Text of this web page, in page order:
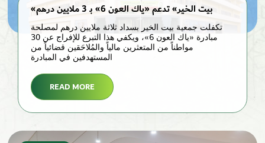
«بيت الخير» تدعم «ياك العون 6» بـ 3 ملايين درهم
تكفلت جمعية بيت الخير بسداد ثلاثة ملايين درهم لمصلحة
مبادرة «ياك العون 6»، ويكفي هذا التبرع للإفراج عن 30
مواطناً من المتعثرين مالياً والمُلاحَقين قضائياً من
المستهدفين في المبادرة
READ MORE